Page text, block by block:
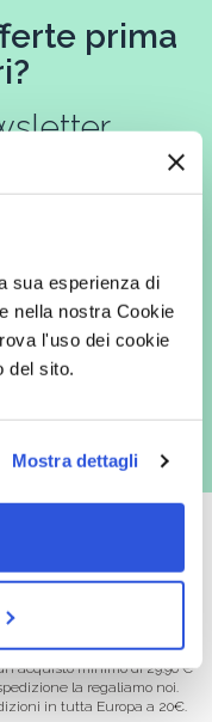
sua esperienza di
nella nostra Cookie
l'uso dei cookie
del sito.
Mostra dettagli
prima
per finalità
di comunicazioni
es. newsletter ed e-mail
tradizionali, quali ad
Spedizione gratuita
acquisto minimo di 29.90 €
la regaliamo noi.
in tutta Europa a 20€.